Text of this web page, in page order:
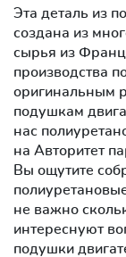
Эта деталь из
создана из
сырья из
производства
оригинальным
подушкам
нас
на Авторитет
Вы ощутите
не важно
интереснуют
подушки